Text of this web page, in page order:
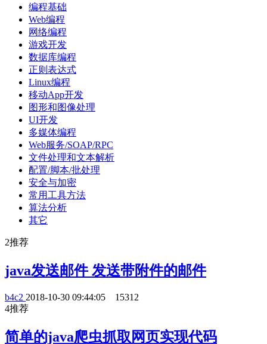
编程基础
Web编程
网络编程
游戏开发
数据库编程
正则表达式
Linux编程
移动App开发
图形和图像处理
UI开发
多媒体编程
Web服务/SOAP/RPC
文件处理和文本解析
配置/脚本/批处理
安全与加密
常用工具方法
算法分析
其它
2推荐
java发送邮件 发送带附件的邮件
b4c2 2018-10-30 09:44:05
15312
4推荐
简单的java爬虫抓取网页实现代码